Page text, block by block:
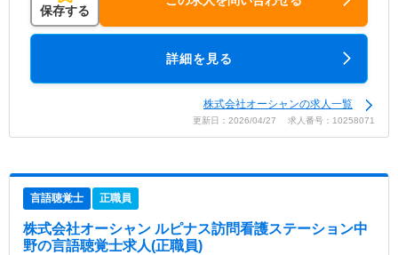
保存する
詳細を見る
株式会社オーシャンの求人一覧
更新日：2026/04/27 求人番号：10258071
言語聴覚士 正職員
株式会社オーシャン ルピナス訪問看護ステーション中
野の言語聴覚士求人(正職員)